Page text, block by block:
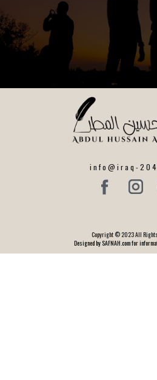
info@iraq-
Copyright © 2023 All
Designed by SAFNAH.com for